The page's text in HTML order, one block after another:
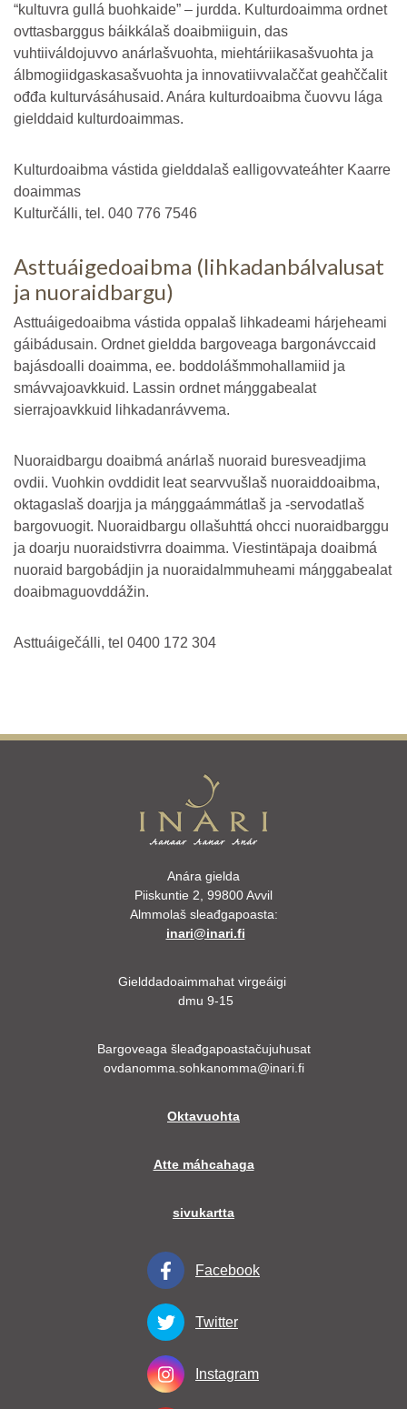
“kultuvra gullá buohkaide” – jurdda. Kulturdoaimma ordnet
ovttasbarggus báikkálaš doaibmiiguin, das
vuhtiiváldojuvvo anárlašvuohta, miehtáriikasašvuohta ja
álbmogiidgaskasašvuohta ja innovatiivvalaččat geahččalit
ođđa kulturvásáhusaid. Anára kulturdoaibma čuovvu lága
gielddaid kulturdoaimmas.
Kulturdoaibma vástida gielddalaš ealligovvateáhter Kaarre
doaimmas
Kulturčálli, tel. 040 776 7546
Asttuáigedoaibma (lihkadanbálvalusat
ja nuoraidbargu)
Asttuáigedoaibma vástida oppalaš lihkadeami hárjeheami
gáibádusain. Ordnet gieldda bargoveaga bargonávccaid
bajásdoalli doaimma, ee. boddolášmmohallamiid ja
smávvajoavkkuid. Lassin ordnet máŋggabealat
sierrajoavkkuid lihkadanrávvema.
Nuoraidbargu doaibmá anárlaš nuoraid buresveadjima
ovdii. Vuohkin ovddidit leat searvvušlaš nuoraiddoaibma,
oktagaslaš doarjja ja máŋggaámmátlaš ja -servodatlaš
bargovuogit. Nuoraidbargu ollašuhttá ohcci nuoraidbarggu
ja doarju nuoraidstivrra doaimma. Viestintäpaja doaibmá
nuoraid bargobádjin ja nuoraidalmmuheami máŋggabealat
doaibmaguovddážin.
Asttuáigečálli, tel 0400 172 304
Anára gielda
Piiskuntie 2, 99800 Avvil
Almmolaš sleađgapoasta:
inari@inari.fi
Gielddadoaimmahat virgeáigi
dmu 9-15
Bargoveaga šleađgapoastačujuhusat
ovdanomma.sohkanomma@inari.fi
Oktavuohta
Atte máhcahaga
sivukartta
Facebook
Twitter
Instagram